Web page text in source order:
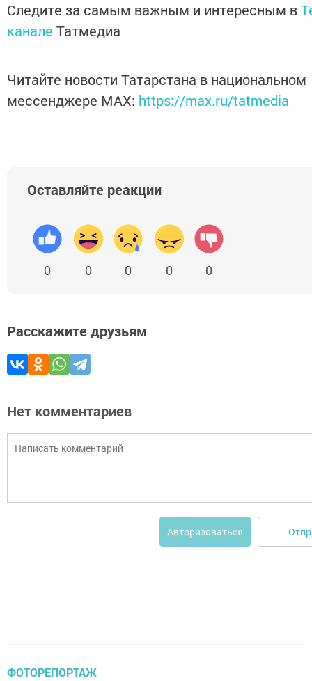
Следите за самым важным и интересным в
канале Татмедиа
Читайте новости Татарстана в национальном
мессенджере MАХ: https://max.ru/tatmedia
Оставляйте реакции
0 0 0 0 0
Расскажите друзьям
Нет комментариев
Авторизоваться
ФОТОРЕПОРТАЖ